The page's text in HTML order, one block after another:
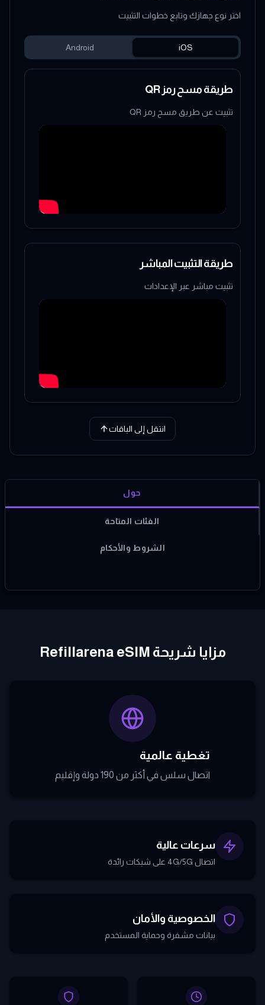
اختر نوع جهازك وتابع خطوات التثبيت
iOS
Android
طريقة مسح رمز QR
تثبيت عن طريق مسح رمز QR
طريقة التثبيت المباشر
تثبيت مباشر عبر الإعدادات
انتقل إلى الباقات
حول
الفئات المتاحة
الشروط والأحكام
مزايا شريحة Refillarena eSIM
تغطية عالمية
اتصال سلس في أكثر من 190 دولة وإقليم
سرعات عالية
اتصال 4G/5G على شبكات رائدة
الخصوصية والأمان
بيانات مشفرة وحماية المستخدم